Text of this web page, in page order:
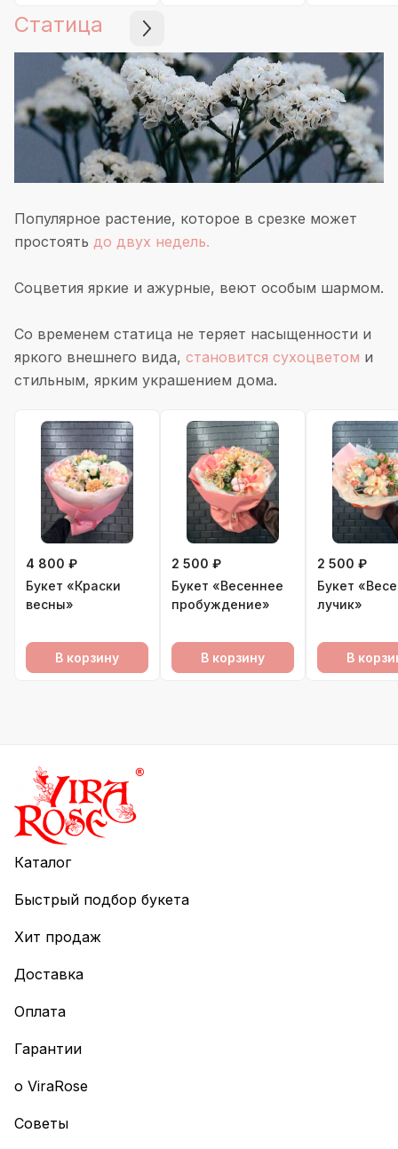
Статица
Популярное растение, которое в срезке может
простоять до двух недель.
Соцветия яркие и ажурные, веют особым шармом.
Со временем статица не теряет насыщенности и
яркого внешнего вида, становится сухоцветом и
стильным, ярким украшением дома.
4 800 ₽
Букет «Краски
весны»
В корзину
2 500 ₽
Букет «Весеннее
пробуждение»
В корзину
2 500 ₽
Букет
лучик»
В
Каталог
Быстрый подбор букета
Хит продаж
Доставка
Оплата
Гарантии
о ViraRose
Советы